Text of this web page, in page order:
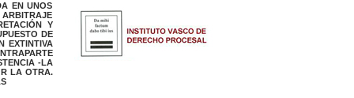
EN UNOS
ARBITRAJE
Y
DE
EXTINTIVA
-LA
LA OTRA.